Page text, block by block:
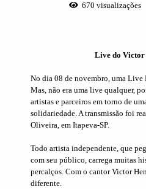
670 visualizações
Live do Victor
No dia 08 de novembro, uma
Mas, não era uma live qualquer,
artistas e parceiros em torno de
solidariedade. A transmissão foi
Oliveira, em Itapeva-SP.
Todo artista independente, que
com seu público, carrega muitas
percalços. Com o cantor Victor
diferente.